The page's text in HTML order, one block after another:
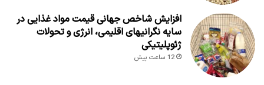
افزایش شاخص جهانی قیمت مواد غذایی در
سایه نگرانیهای اقلیمی، انرژی و تحولات
ژئوپلیتیکی
12 ساعت پیش